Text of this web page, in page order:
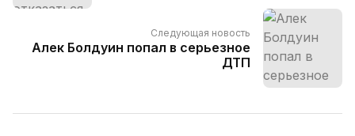
Следующая новость
Алек Болдуин попал в серьезное
ДТП